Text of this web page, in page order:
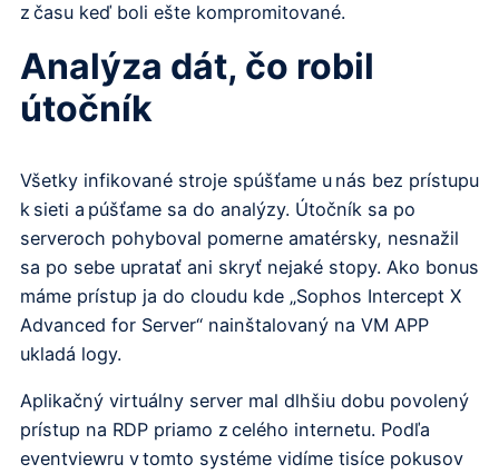
z času keď boli ešte kompromitované.
Analýza dát, čo robil
útočník
Všetky infikované stroje spúšťame u nás bez prístupu
k sieti a púšťame sa do analýzy. Útočník sa po
serveroch pohyboval pomerne amatérsky, nesnažil
sa po sebe upratať ani skryť nejaké stopy. Ako bonus
máme prístup ja do cloudu kde „Sophos Intercept X
Advanced for Server“ nainštalovaný na VM APP
ukladá logy.
Aplikačný virtuálny server mal dlhšiu dobu povolený
prístup na RDP priamo z celého internetu. Podľa
eventviewru v tomto systéme vidíme tisíce pokusov